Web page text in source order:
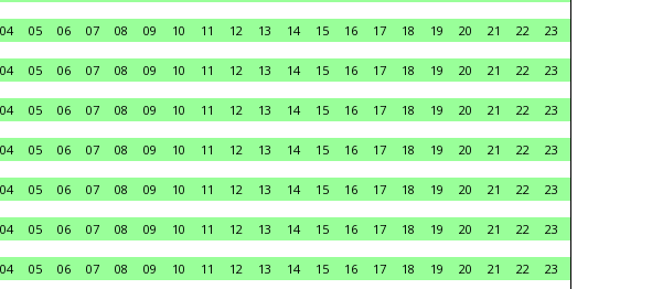
04 05 06 07 08 09 10 11 12 13 14 15 16 17 18 19 20 21 22 23
04 05 06 07 08 09 10 11 12 13 14 15 16 17 18 19 20 21 22 23
04 05 06 07 08 09 10 11 12 13 14 15 16 17 18 19 20 21 22 23
04 05 06 07 08 09 10 11 12 13 14 15 16 17 18 19 20 21 22 23
04 05 06 07 08 09 10 11 12 13 14 15 16 17 18 19 20 21 22 23
04 05 06 07 08 09 10 11 12 13 14 15 16 17 18 19 20 21 22 23
04 05 06 07 08 09 10 11 12 13 14 15 16 17 18 19 20 21 22 23